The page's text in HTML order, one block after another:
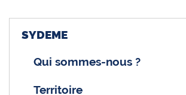
SYDEME
Qui sommes-nous ?
Territoire